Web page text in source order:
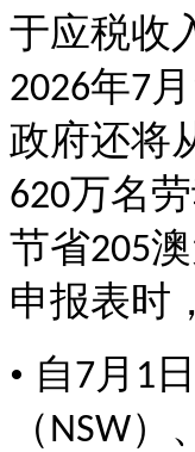
于应税收
2026年7月
政府还将
620万名
节省205
申报表时
• 自7月 1
（ NSW）